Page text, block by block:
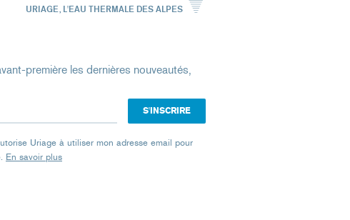
URIAGE, L'EAU THERMALE DES ALPES
première les dernières nouveautés,
Uriage à utiliser mon adresse email pour
En savoir plus